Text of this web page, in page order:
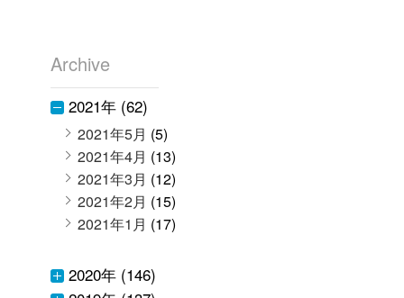
Archive
2021年 (62)
2021年5月 (5)
2021年4月 (13)
2021年3月 (12)
2021年2月 (15)
2021年1月 (17)
2020年 (146)